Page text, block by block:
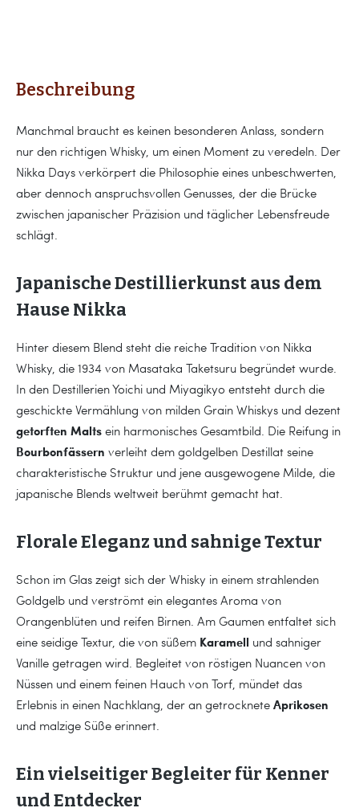
Beschreibung
Manchmal braucht es keinen besonderen Anlass, sondern
nur den richtigen Whisky, um einen Moment zu veredeln. Der
Nikka Days verkörpert die Philosophie eines unbeschwerten,
aber dennoch anspruchsvollen Genusses, der die Brücke
zwischen japanischer Präzision und täglicher Lebensfreude
schlägt.
Japanische Destillierkunst aus dem
Hause Nikka
Hinter diesem Blend steht die reiche Tradition von Nikka
Whisky, die 1934 von Masataka Taketsuru begründet wurde.
In den Destillerien Yoichi und Miyagikyo entsteht durch die
geschickte Vermählung von milden Grain Whiskys und dezent
getorften Malts ein harmonisches Gesamtbild. Die Reifung in
Bourbonfässern verleiht dem goldgelben Destillat seine
charakteristische Struktur und jene ausgewogene Milde, die
japanische Blends weltweit berühmt gemacht hat.
Florale Eleganz und sahnige Textur
Schon im Glas zeigt sich der Whisky in einem strahlenden
Goldgelb und verströmt ein elegantes Aroma von
Orangenblüten und reifen Birnen. Am Gaumen entfaltet sich
eine seidige Textur, die von süßem Karamell und sahniger
Vanille getragen wird. Begleitet von röstigen Nuancen von
Nüssen und einem feinen Hauch von Torf, mündet das
Erlebnis in einen Nachklang, der an getrocknete Aprikosen
und malzige Süße erinnert.
Ein vielseitiger Begleiter für Kenner
und Entdecker